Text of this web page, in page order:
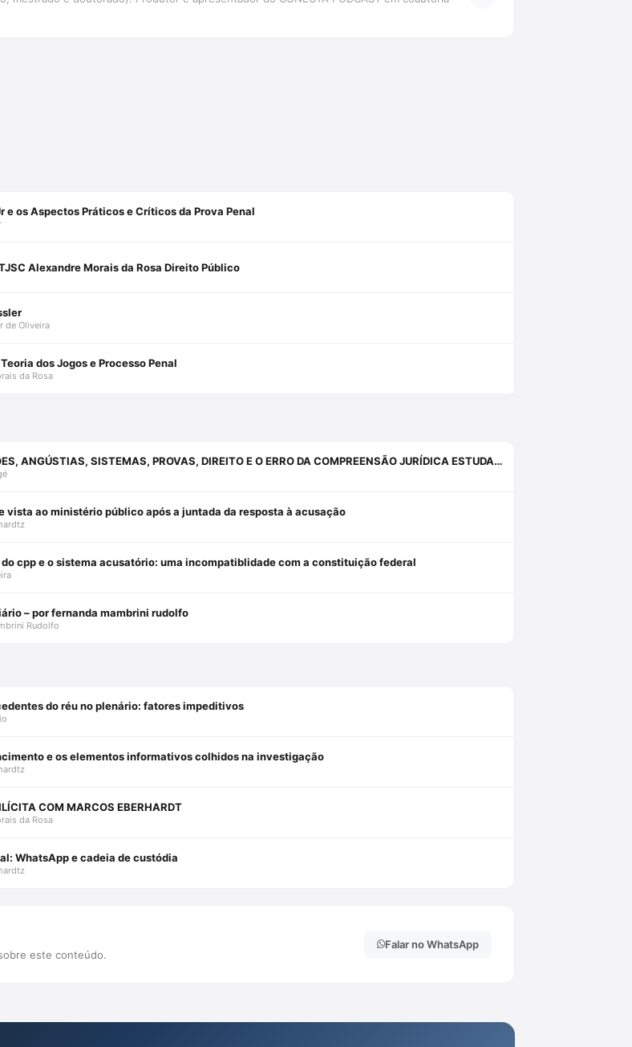
e os Aspectos Práticos e Críticos da Prova Penal
Alexandre Morais da Rosa Direito Público
de Oliveira
dos Jogos e Processo Penal
da Rosa
INQUIETAÇÕES, ANGÚSTIAS, SISTEMAS, PROVAS, DIREITO E O ERRO DA COMPREENSÃO JURÍDICA ESTUDANDO APENAS O DIREITO.
vista ao ministério público após a juntada da resposta à acusação
cpp e o sistema acusatório: uma incompatiblidade com a constituição federal
– por fernanda mambrini rudolfo
Rudolfo
do réu no plenário: fatores impeditivos
e os elementos informativos colhidos na investigação
COM MARCOS EBERHARDT
da Rosa
WhatsApp e cadeia de custódia
este conteúdo.
Falar no WhatsApp